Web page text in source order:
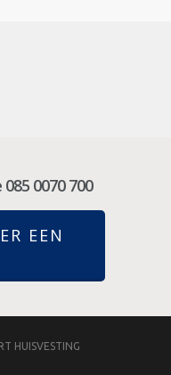
0070 700
EEN
HUISVESTING